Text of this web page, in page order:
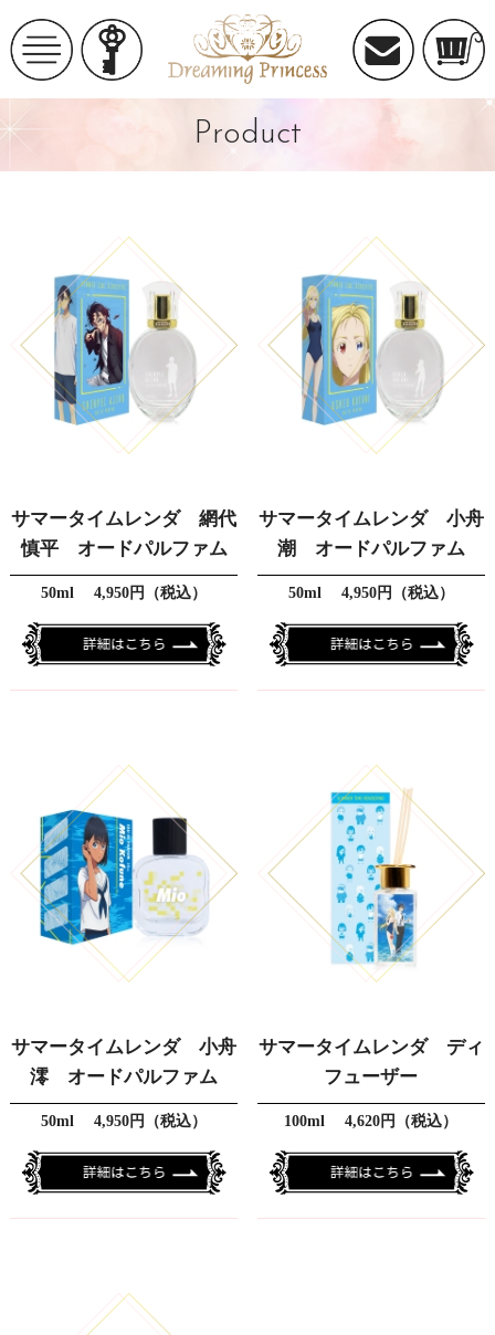
Product
サマータイムレンダ 網代
慎平 オードパルファム
50ml 4,950円（税込）
サマータイムレンダ 小舟
潮 オードパルファム
50ml 4,950円（税込）
サマータイムレンダ 小舟
澪 オードパルファム
50ml 4,950円（税込）
サマータイムレンダ ディ
フューザー
100ml 4,620円（税込）